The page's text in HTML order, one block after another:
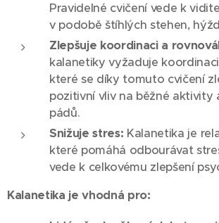
Pravidelné cvičení vede k
v podobě štíhlých stehen,
Zlepšuje koordinaci a
kalanetiky vyžaduje
které se díky tomuto cvičení
pozitivní vliv na běžné aktivity
pádů.
Snižuje stres: Kalanetika je
které pomáhá odbourávat
vede k celkovému zlepšení
Kalanetika je vhodná pro: